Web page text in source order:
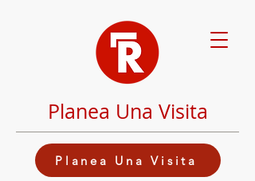
Planea Una Visita
Planea Una Visita